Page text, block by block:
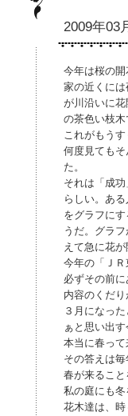
2009年03
今年は桜の開
家の近くに
が川沿いに
の茶色い枝木
これがもうす
何度見ても
た。
それは「成
らしい。あ
をグラフに
うだ。グラ
えて急に花が
今年の「Ｊ
必ずその前
内容のくだり
３月になっ
ぁと思い出す
本当に春って
その答えは毎
春が来ること
私の庭にも冬
花木達は、